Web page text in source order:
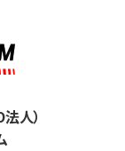
人）